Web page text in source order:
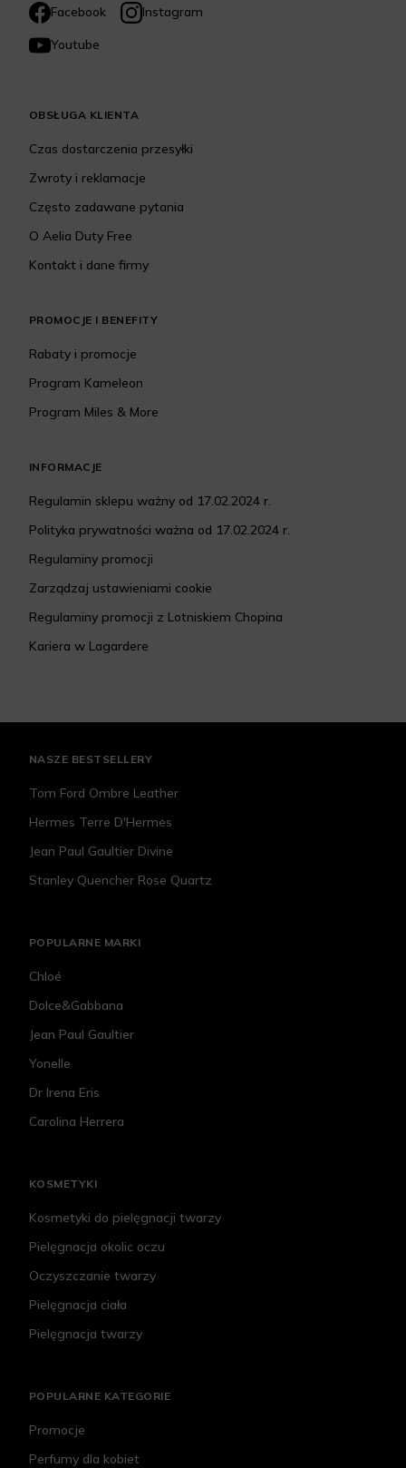
Facebook
Instagram
Youtube
OBSŁUGA KLIENTA
Czas dostarczenia przesyłki
Zwroty i reklamacje
Często zadawane pytania
O Aelia Duty Free
Kontakt i dane firmy
PROMOCJE I BENEFITY
Rabaty i promocje
Program Kameleon
Program Miles & More
INFORMACJE
Regulamin sklepu ważny od 17.02.2024 r.
Polityka prywatności ważna od 17.02.2024 r.
Regulaminy promocji
Zarządzaj ustawieniami cookie
Regulaminy promocji z Lotniskiem Chopina
Kariera w Lagardere
NASZE BESTSELLERY
Tom Ford Ombre Leather
Hermes Terre D'Hermes
Jean Paul Gaultier Divine
Stanley Quencher Rose Quartz
POPULARNE MARKI
Chloé
Dolce&Gabbana
Jean Paul Gaultier
Yonelle
Dr Irena Eris
Carolina Herrera
KOSMETYKI
Kosmetyki do pielęgnacji twarzy
Pielęgnacja okolic oczu
Oczyszczanie twarzy
Pielęgnacja ciała
Pielęgnacja twarzy
POPULARNE KATEGORIE
Promocje
Perfumy dla kobiet